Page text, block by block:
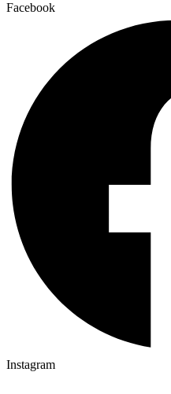
Facebook
Instagram